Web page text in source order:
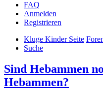
FAQ
Anmelden
Registrieren
Kluge Kinder Seite
Suche
Sind Hebammen
Hebammen?